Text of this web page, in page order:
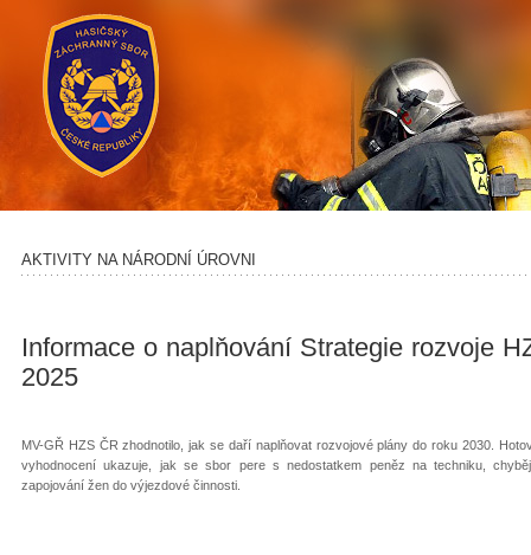
AKTIVITY NA NÁRODNÍ ÚROVNI
Informace o naplňování Strategie rozvoje
2025
MV-GŘ HZS ČR zhodnotilo, jak se daří naplňovat rozvojové plány do roku 2030.
vyhodnocení ukazuje, jak se sbor pere s nedostatkem peněz na techniku,
zapojování žen do výjezdové činnosti.